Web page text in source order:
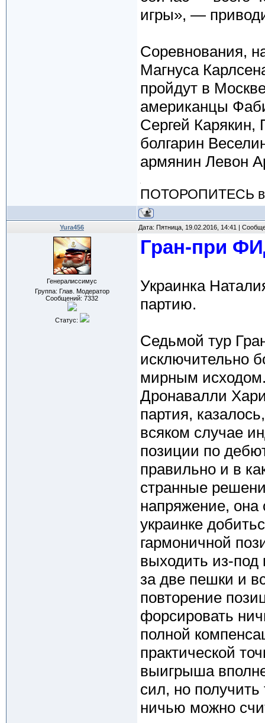
игры», —
Соревнования,
Магнуса
пройдут в
американцы
Сергей
болгарин
армянин Левон
ПОТОРОПИТЕСЬ
Yura456 Дата: Пятница, 19.02.2016, 14:41 |
Генералиссимус
Группа: Глав. Модератор
Сообщений: 7332
Статус:
Гран-при
Украинка
партию.
Седьмой тур
исключительно
мирным
Дронавалли
партия,
всяком случае
позиции по
правильно и в
странные
напряжение, она
украинке
гармоничной
выходить из-
за две пешки и
повторение
форсировать
полной
практической
выигрыша
сил, но получить
ничью можно